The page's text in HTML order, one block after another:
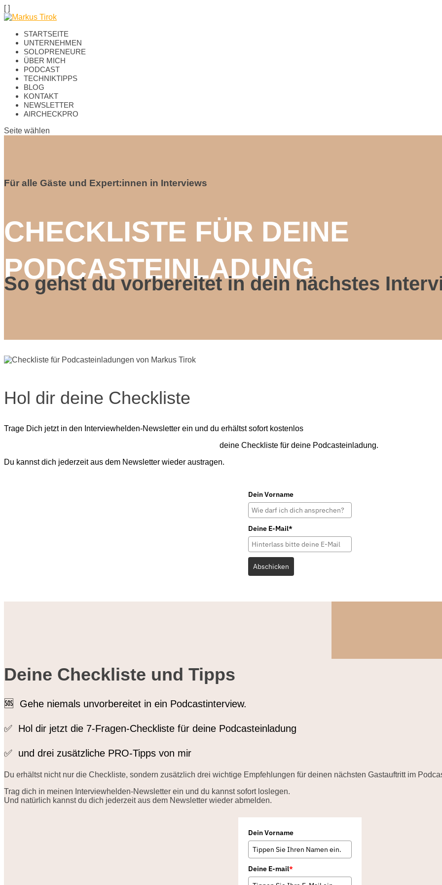
[ ]
STARTSEITE
UNTERNEHMEN
SOLOPRENEURE
ÜBER MICH
PODCAST
TECHNIKTIPPS
BLOG
KONTAKT
NEWSLETTER
AIRCHECKPRO
Seite wählen
Für alle Gäste und Expert:innen in Interviews
CHECKLISTE FÜR DEINE
PODCASTEINLADUNG
So gehst du vorbereitet in dein nächstes
Hol dir deine Checkliste
Trage Dich jetzt in den Interviewhelden-Newsletter ein und du erhältst sofort kostenlos
deine Checkliste für deine Podcasteinladung.
Du kannst dich jederzeit aus dem Newsletter wieder austragen.
Dein Vorname
Deine E-Mail*
Abschicken
Deine Checkliste und Tipps
🆘 Gehe niemals unvorbereitet in ein Podcastinterview.
✅ Hol dir jetzt die 7-Fragen-Checkliste für deine Podcasteinladung
​✅ und drei zusätzliche PRO-Tipps von mir
Du erhältst nicht nur die Checkliste, sondern zusätzlich drei wichtige Empfehlungen für deinen nächsten Gastauftritt im
Trag dich in meinen Interviewhelden-Newsletter ein und du kannst sofort loslegen.
Und natürlich kannst du dich jederzeit aus dem Newsletter wieder abmelden.
Dein Vorname
Deine E-mail*